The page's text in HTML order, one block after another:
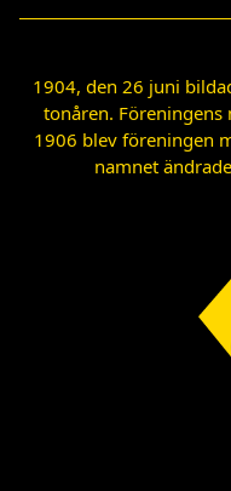
1904, den 26 juni
tonåren. Föreningens
1906 blev föreningen
namnet